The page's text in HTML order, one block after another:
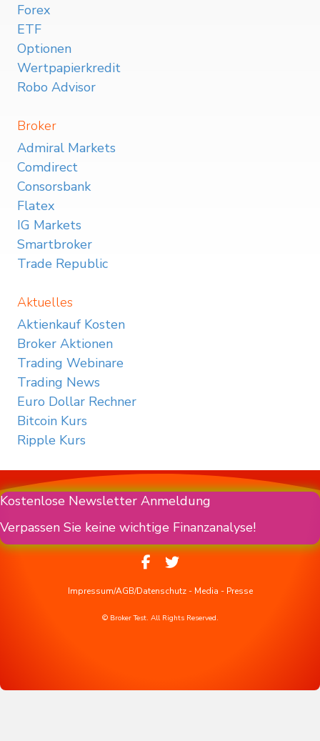
Forex
ETF
Optionen
Wertpapierkredit
Robo Advisor
Broker
Admiral Markets
Comdirect
Consorsbank
Flatex
IG Markets
Smartbroker
Trade Republic
Aktuelles
Aktienkauf Kosten
Broker Aktionen
Trading Webinare
Trading News
Euro Dollar Rechner
Bitcoin Kurs
Ripple Kurs
Kostenlose Newsletter Anmeldung
Verpassen Sie keine wichtige Finanzanalyse!
Impressum/AGB/Datenschutz- Media - Presse
© Broker Test. All Rights Reserved.